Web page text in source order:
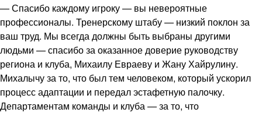
— Спасибо каждому игроку — вы невероятные
профессионалы. Тренерскому штабу — низкий поклон за
ваш труд. Мы всегда должны быть выбраны другими
людьми — спасибо за оказанное доверие руководству
региона и клуба, Михаилу Евраеву и Жану Хайрулину.
Михалычу за то, что был тем человеком, который ускорил
процесс адаптации и передал эстафетную палочку.
Департаментам команды и клуба — за то, что